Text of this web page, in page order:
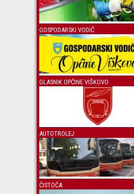
GOSPODARSKI VODIČ
GLASNIK OPĆINE VIŠKOVO
AUTOTROLEJ
ČISTOĆA